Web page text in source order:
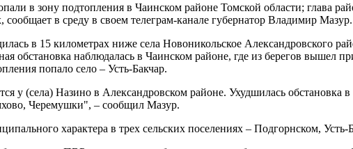
в зону подтопления в Чаинском районе Томской области; глава
в среду в своем телеграм-канале губернатор Владимир Мазур.
в 15 километрах ниже села Новоникольское Александровского
обстановка наблюдалась в Чаинском районе, где из берегов вышел
попало село – Усть-Бакчар.
у (села) Назино в Александровском районе. Ухудшилась
Черемушки", – сообщил Мазур.
характера в трех сельских поселениях – Подгорнском,